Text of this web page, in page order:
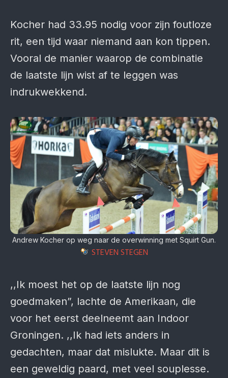
Kocher had 33.95 nodig voor zijn foutloze
rit, een tijd waar niemand aan kon tippen.
Vooral de manier waarop de combinatie
de laatste lijn wist af te leggen was
indrukwekkend.
Andrew Kocher op weg naar de overwinning met Squirt Gun.
STEVEN STEGEN
,,Ik moest het op de laatste lijn nog
goedmaken”, lachte de Amerikaan, die
voor het eerst deelneemt aan Indoor
Groningen. ,,Ik had iets anders in
gedachten, maar dat mislukte. Maar dit is
een geweldig paard, met veel souplesse.